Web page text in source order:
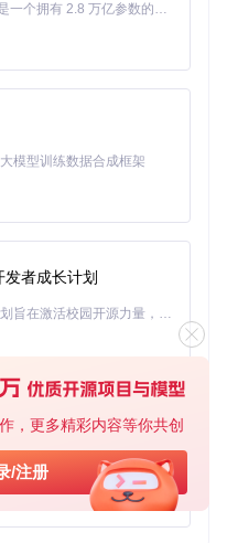
，更多精彩内容等你共创
/注册
典型应用包括智能问答机
荐和客户问题预警等。
据业务领域定义实体类型
以下核心实体类型：
服务"、"移动端应用"
败"、"数据同步错误"
码"、"更新客户端"
享"、"权限管理"
Kimi K3 是Kimi能力最强的模型：这是一个拥有 2.8 万亿参数的混合专家（MoE）模型，具备原生视觉理解能力，并支持 100 万 token 的上下文窗口。
模型训练数据合成框架
者成长计划
「源启盛夏」暑期校园开发者成长计划旨在激活校园开源力量，通过积分激励、认证扶持、资源倾斜等形式，引导高校组织和开发者完成「入驻 — 建项目 — 做贡献 — 获认证 — 得资源」的完整闭环。无论你是想带领社团入驻平台的组织者，还是希望用代码贡献证明自己的开发者，都能在这里找到属于你的成长路径。
基于Python的Xiaozhi AI，适用于想要完整Xiaozhi体验而无需拥有专用硬件的用户。